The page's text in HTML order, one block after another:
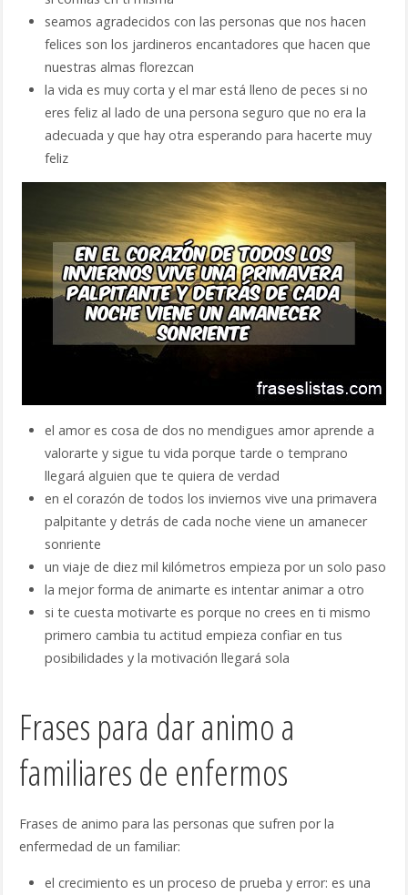
seamos agradecidos con las personas que nos hacen
felices son los jardineros encantadores que hacen que
nuestras almas florezcan
la vida es muy corta y el mar está lleno de peces si no
eres feliz al lado de una persona seguro que no era la
adecuada y que hay otra esperando para hacerte muy
feliz
el amor es cosa de dos no mendigues amor aprende a
valorarte y sigue tu vida porque tarde o temprano
llegará alguien que te quiera de verdad
en el corazón de todos los inviernos vive una primavera
palpitante y detrás de cada noche viene un amanecer
sonriente
un viaje de diez mil kilómetros empieza por un solo paso
la mejor forma de animarte es intentar animar a otro
si te cuesta motivarte es porque no crees en ti mismo
primero cambia tu actitud empieza confiar en tus
posibilidades y la motivación llegará sola
Frases para dar animo a
familiares de enfermos
Frases de animo para las personas que sufren por la
enfermedad de un familiar:
el crecimiento es un proceso de prueba y error: es una